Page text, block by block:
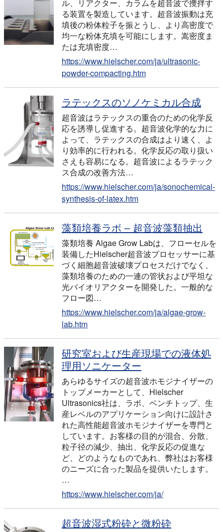
ル、リアクター、カラムを超音波で攪拌す
る装置を製造しています。超音波振動は充
填後の粉体粒子を振とうし、より高密度で
均一な粉体充填を可能にします。嵩密度ま
たは充填密度…
https://www.hielscher.com/ja/ultrasonic-
powder-compacting.htm
ラテックスのソノケミカル合成
超音波はラテックスの重合のための化学反
応を誘導し促進する。超音波化学的な力に
よって、ラテックスの合成はより速く、よ
り効率的に行われる。化学反応の取り扱い
さえも容易になる。超音波によるラテック
ス合成の改善方法…
https://www.hielscher.com/ja/sonochemical-
synthesis-of-latex.htm
藻類培養ラボ – 超音波藻類抽出
藻類培養 Algae Grow Labは、フローセルを
装備したHielscher超音波プロセッサーに基
づく細胞超音波破壊プロセスだけでなく、
藻類培養のための一連の管状および平坦な
光バイオリアクターを開発した。一般的な
フロー図…
https://www.hielscher.com/ja/algae-grow-
lab.htm
研究室および生産現場での液体処
理用ソニケーター
あらゆるサイズの超音波ホモジナイザーの
トップメーカーとして、Hielscher
Ultrasonics社は、ラボ、ベンチトップ、生
産レベルのアプリケーション向けに設計さ
れた高性能超音波ホモジナイザーを専門と
しています。お客様の目的が混合、分散、
粒子径の減少、抽出、化学反応の促進な
ど、どのようなものであれ、弊社はお客様
のニーズに合った製品を提供いたします。
…
https://www.hielscher.com/ja/
超音波湿式粉砕と微粉砕